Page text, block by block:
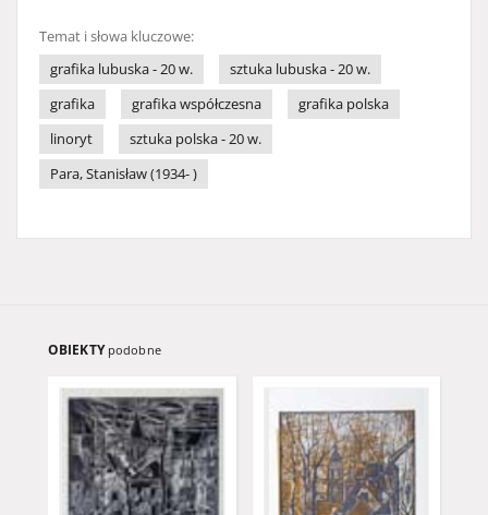
Temat i słowa kluczowe:
grafika lubuska - 20 w.
sztuka lubuska - 20 w.
grafika
grafika współczesna
grafika polska
linoryt
sztuka polska - 20 w.
Para, Stanisław (1934- )
OBIEKTY podobne